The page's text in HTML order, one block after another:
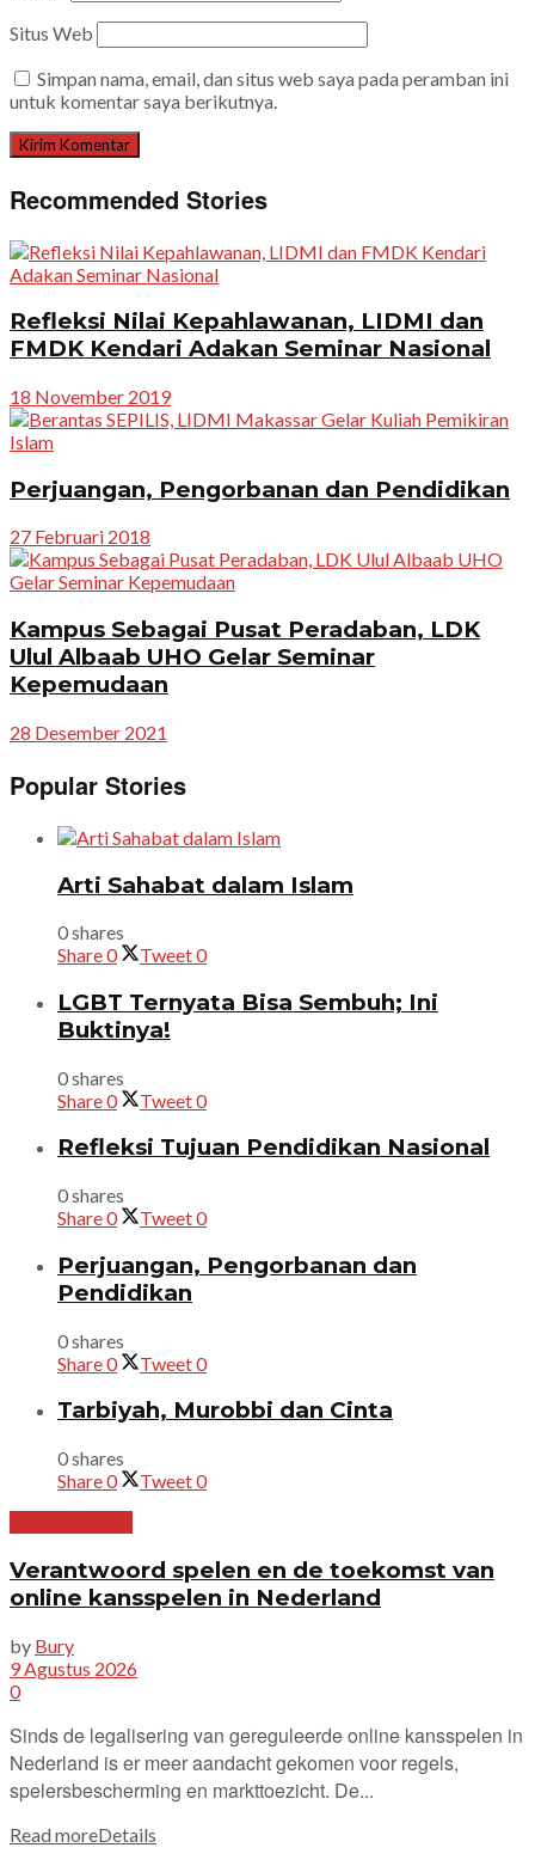
Situs Web
Simpan nama, email, dan situs web saya pada peramban ini
untuk komentar saya berikutnya.
Recommended Stories
Refleksi Nilai Kepahlawanan, LIDMI dan
FMDK Kendari Adakan Seminar Nasional
18 November 2019
Perjuangan, Pengorbanan dan Pendidikan
27 Februari 2018
Kampus Sebagai Pusat Peradaban, LDK
Ulul Albaab UHO Gelar Seminar
Kepemudaan
28 Desember 2021
Popular Stories
Arti Sahabat dalam Islam
0 shares
Share0 Tweet0
LGBT Ternyata Bisa Sembuh; Ini
Buktinya!
0 shares
Share0 Tweet0
Refleksi Tujuan Pendidikan Nasional
0 shares
Share0 Tweet0
Perjuangan, Pengorbanan dan
Pendidikan
0 shares
Share0 Tweet0
Tarbiyah, Murobbi dan Cinta
0 shares
Share0 Tweet0
Verantwoord spelen en de toekomst van
online kansspelen in Nederland
by Bury
9 Agustus 2026
0
Sinds de legalisering van gereguleerde online kansspelen in
Nederland is er meer aandacht gekomen voor regels,
spelersbescherming en markttoezicht. De...
Read moreDetails